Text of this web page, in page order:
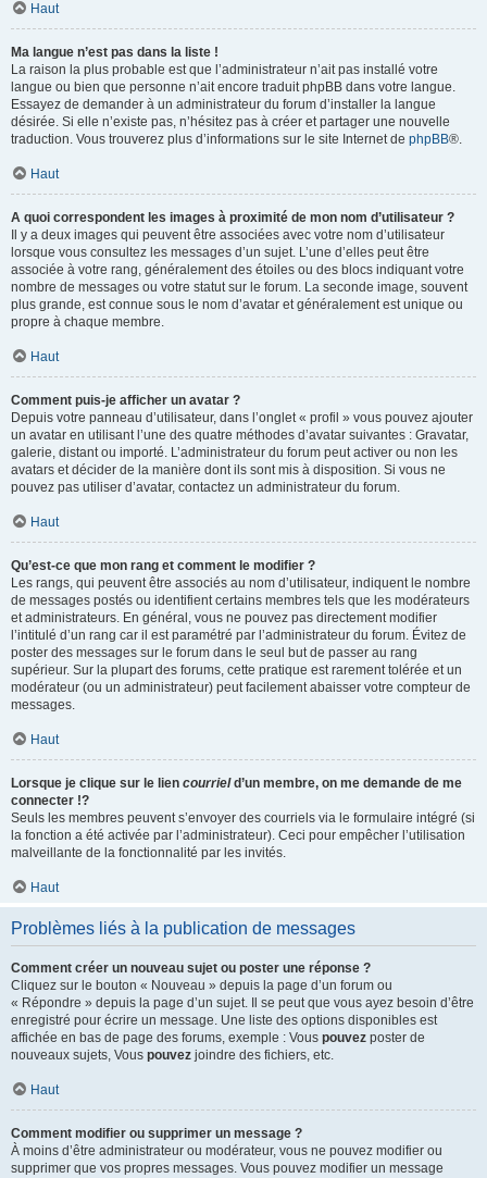
Haut
Ma langue n’est pas dans la liste !
La raison la plus probable est que l’administrateur n’ait pas installé votre
langue ou bien que personne n’ait encore traduit phpBB dans votre langue.
Essayez de demander à un administrateur du forum d’installer la langue
désirée. Si elle n’existe pas, n’hésitez pas à créer et partager une nouvelle
traduction. Vous trouverez plus d’informations sur le site Internet de phpBB®.
Haut
A quoi correspondent les images à proximité de mon nom d’utilisateur ?
Il y a deux images qui peuvent être associées avec votre nom d’utilisateur
lorsque vous consultez les messages d’un sujet. L’une d’elles peut être
associée à votre rang, généralement des étoiles ou des blocs indiquant votre
nombre de messages ou votre statut sur le forum. La seconde image, souvent
plus grande, est connue sous le nom d’avatar et généralement est unique ou
propre à chaque membre.
Haut
Comment puis-je afficher un avatar ?
Depuis votre panneau d’utilisateur, dans l’onglet « profil » vous pouvez ajouter
un avatar en utilisant l’une des quatre méthodes d’avatar suivantes : Gravatar,
galerie, distant ou importé. L’administrateur du forum peut activer ou non les
avatars et décider de la manière dont ils sont mis à disposition. Si vous ne
pouvez pas utiliser d’avatar, contactez un administrateur du forum.
Haut
Qu’est-ce que mon rang et comment le modifier ?
Les rangs, qui peuvent être associés au nom d’utilisateur, indiquent le nombre
de messages postés ou identifient certains membres tels que les modérateurs
et administrateurs. En général, vous ne pouvez pas directement modifier
l’intitulé d’un rang car il est paramétré par l’administrateur du forum. Évitez de
poster des messages sur le forum dans le seul but de passer au rang
supérieur. Sur la plupart des forums, cette pratique est rarement tolérée et un
modérateur (ou un administrateur) peut facilement abaisser votre compteur de
messages.
Haut
Lorsque je clique sur le lien courrield’un membre, on me demande de me
connecter !?
Seuls les membres peuvent s’envoyer des courriels via le formulaire intégré (si
la fonction a été activée par l’administrateur). Ceci pour empêcher l’utilisation
malveillante de la fonctionnalité par les invités.
Haut
Problèmes liés à la publication de messages
Comment créer un nouveau sujet ou poster une réponse ?
Cliquez sur le bouton « Nouveau » depuis la page d’un forum ou
« Répondre » depuis la page d’un sujet. Il se peut que vous ayez besoin d’être
enregistré pour écrire un message. Une liste des options disponibles est
affichée en bas de page des forums, exemple : Vous pouvez poster de
nouveaux sujets, Vous pouvez joindre des fichiers, etc.
Haut
Comment modifier ou supprimer un message ?
À moins d’être administrateur ou modérateur, vous ne pouvez modifier ou
supprimer que vos propres messages. Vous pouvez modifier un message